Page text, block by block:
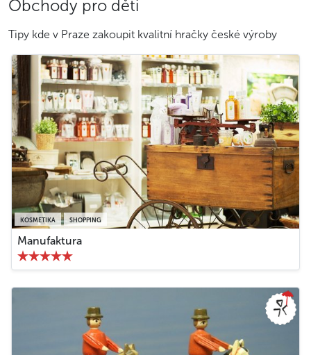
Obchody pro děti
Tipy kde v Praze zakoupit kvalitní hračky české výroby
KOSMETIKA SHOPPING
Manufaktura